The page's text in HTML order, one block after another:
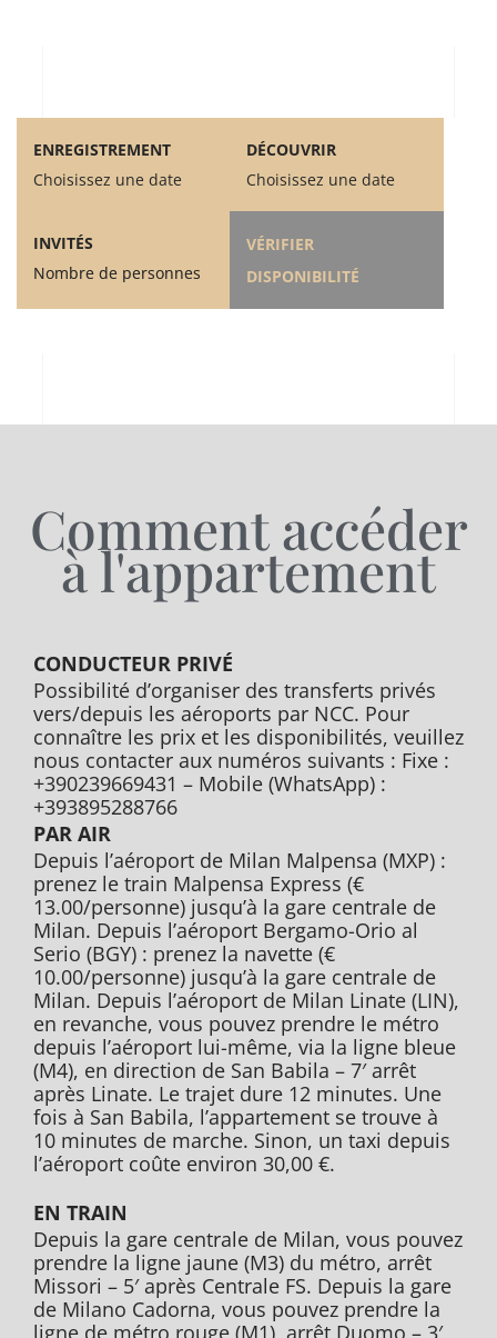
ENREGISTREMENT
Choisissez une date
DÉCOUVRIR
Choisissez une date
INVITÉS
Nombre de personnes
VÉRIFIER
DISPONIBILITÉ
Comment accéder
à l'appartement
CONDUCTEUR PRIVÉ
Possibilité d’organiser des transferts privés
vers/depuis les aéroports par NCC. Pour
connaître les prix et les disponibilités, veuillez
nous contacter aux numéros suivants : Fixe :
+390239669431 – Mobile (WhatsApp) :
+393895288766
PAR AIR
Depuis l’aéroport de Milan Malpensa (MXP) :
prenez le train Malpensa Express (€
13.00/personne) jusqu’à la gare centrale de
Milan. Depuis l’aéroport Bergamo-Orio al
Serio (BGY) : prenez la navette (€
10.00/personne) jusqu’à la gare centrale de
Milan. Depuis l’aéroport de Milan Linate (LIN),
en revanche, vous pouvez prendre le métro
depuis l’aéroport lui-même, via la ligne bleue
(M4), en direction de San Babila – 7′ arrêt
après Linate. Le trajet dure 12 minutes. Une
fois à San Babila, l’appartement se trouve à
10 minutes de marche. Sinon, un taxi depuis
l’aéroport coûte environ 30,00 €.
EN TRAIN
Depuis la gare centrale de Milan, vous pouvez
prendre la ligne jaune (M3) du métro, arrêt
Missori – 5′ après Centrale FS. Depuis la gare
de Milano Cadorna, vous pouvez prendre la